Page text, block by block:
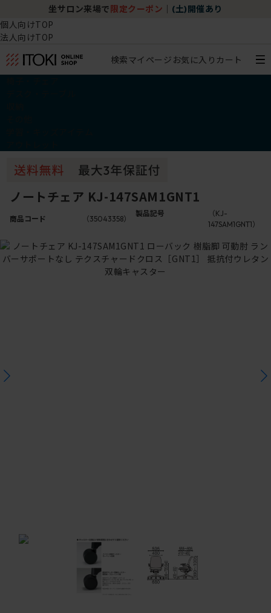
坐サロン来場で 限定クーポン (土)開催あり
個人向けTOP
法人向けTOP
検索マイページ お気に入り カート
ノートチェア KJ-147SAM1GNT1
商品コード （35043358）
製品記号
（KJ-
147SAM1GNT1）